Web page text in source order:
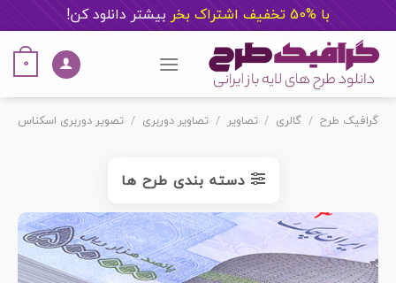
با %50 تخفیف اشتراک بخر بیشتر دانلود کن!
content
0
گرافیک طرح / گالری / تصاویر / تصاویر دوربری / تصویر دوربری اسکناس
دسته بندی طرح ها